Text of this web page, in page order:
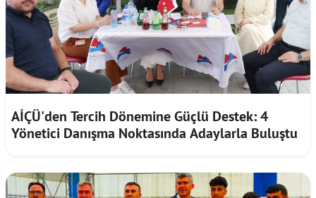
AİÇÜ'den Tercih Dönemine Güçlü Destek: 4
Yönetici Danışma Noktasında Adaylarla Buluştu